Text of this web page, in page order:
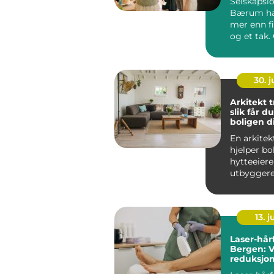
Bærum
mer enn
og et tak.
ra...
30.
Arkitekt
slik får
boligen
En
hjelper
by...
13.
Laser-
Bergen: